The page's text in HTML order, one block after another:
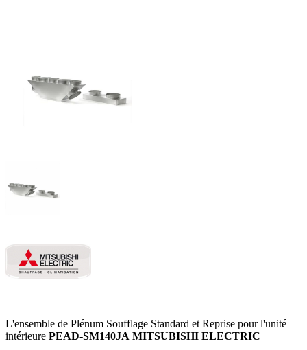
L'ensemble de Plénum Soufflage Standard et Reprise pour l'unité
intérieure PEAD-SM140JA MITSUBISHI ELECTRIC